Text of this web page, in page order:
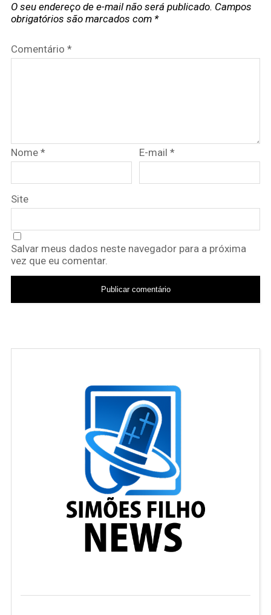
O seu endereço de e-mail não será publicado. Campos
obrigatórios são marcados com *
Comentário *
Nome * E-mail*
Site
Salvar meus dados neste navegador para a próxima
vez que eu comentar.